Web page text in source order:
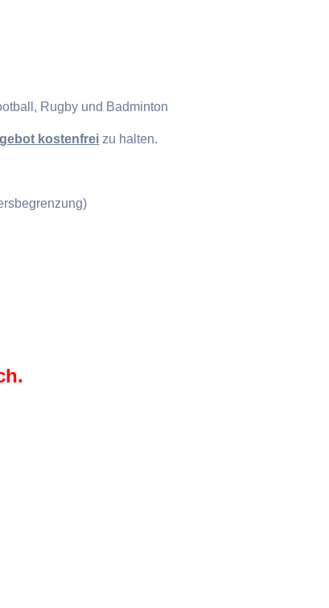
Rugby und Badminton
kostenfrei zu halten.